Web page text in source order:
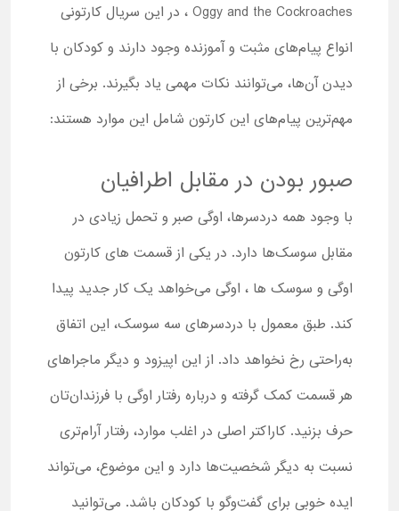
Oggy and the Cockroaches ، در این سریال کارتونی
انواع پیام‌های مثبت و آموزنده وجود دارند و کودکان با
دیدن آن‌ها، می‌توانند نکات مهمی یاد بگیرند. برخی از
مهم‌ترین پیام‌های این کارتون شامل این موارد هستند:
صبور بودن در مقابل اطرافیان
با وجود همه دردسرها، اوگی صبر و تحمل زیادی در
مقابل سوسک‌ها دارد. در یکی از قسمت‌ های کارتون
اوگی و سوسک ها ، اوگی می‌خواهد یک کار جدید پیدا
کند. طبق معمول با دردسرهای سه سوسک، این اتفاق
به‌راحتی رخ نخواهد داد. از این اپیزود و دیگر ماجراهای
هر قسمت کمک گرفته و درباره رفتار اوگی با فرزندان‌تان
حرف بزنید. کاراکتر اصلی در اغلب موارد، رفتار آرام‌تری
نسبت به دیگر شخصیت‌ها دارد و این موضوع، می‌تواند
ایده خوبی برای گفت‌وگو با کودکان باشد. می‌توانید